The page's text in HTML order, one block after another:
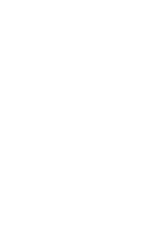
un estudio más homogéneo y